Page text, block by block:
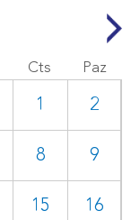
Cts Paz
1 2
8 9
15 16